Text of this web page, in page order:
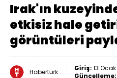
Irak'ın
etkisiz hale
görüntüleri
Habertürk Giriş: 13
Güncelleme: